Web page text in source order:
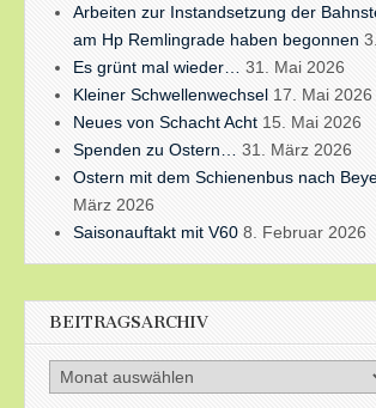
Arbeiten zur Instandsetzung der
am Hp Remlingrade haben begonnen
Es grünt mal wieder…
31. Mai 2026
Kleiner Schwellenwechsel 17. Mai 2026
Neues von Schacht Acht 15. Mai 2026
Spenden zu Ostern…
31. März 2026
Ostern mit dem Schienenbus nach
März 2026
Saisonauftakt mit V60 8. Februar 2026
BEITRAGSARCHIV
Beitragsarchiv